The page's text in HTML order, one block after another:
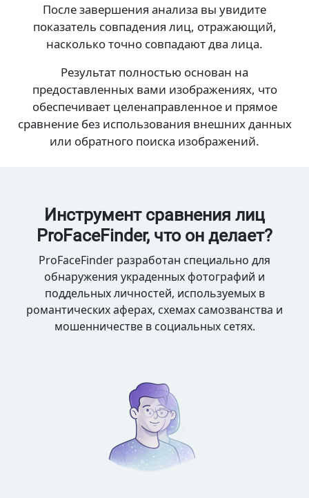
После завершения анализа вы увидите
показатель совпадения лиц, отражающий,
насколько точно совпадают два лица.
Результат полностью основан на
предоставленных вами изображениях, что
обеспечивает целенаправленное и прямое
сравнение без использования внешних данных
или обратного поиска изображений.
Инструмент сравнения лиц
ProFaceFinder, что он делает?
ProFaceFinder разработан специально для
обнаружения украденных фотографий и
поддельных личностей, используемых в
романтических аферах, схемах самозванства и
мошенничестве в социальных сетях.